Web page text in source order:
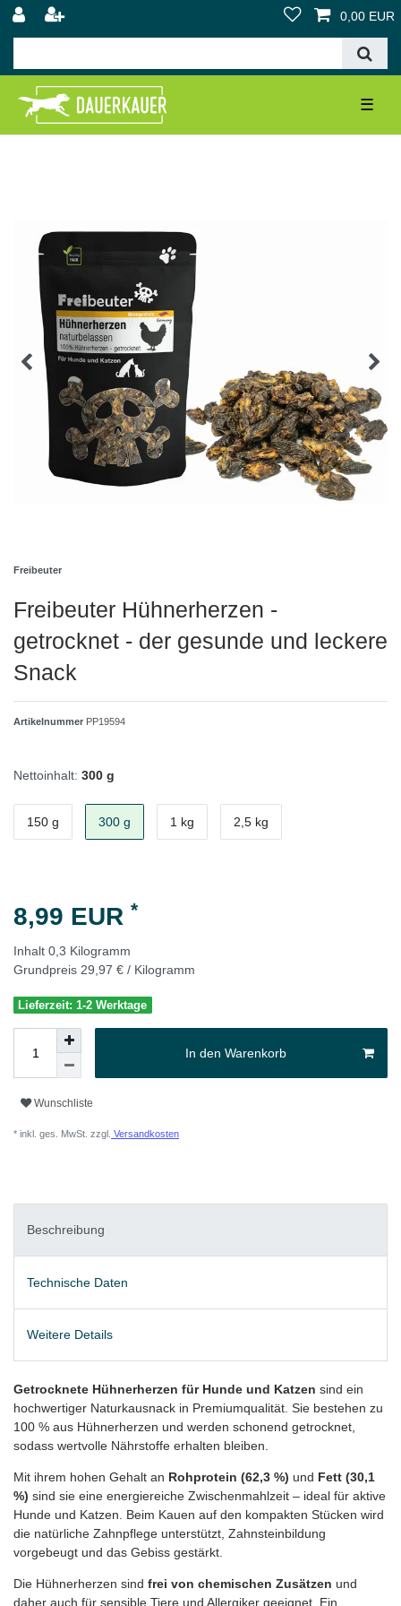
0,00 EUR
☰
Freibeuter
Freibeuter Hühnerherzen -
getrocknet - der gesunde und leckere
Snack
Artikelnummer PP19594
Nettoinhalt: 300 g
150 g 300 g 1 kg 2,5 kg
8,99 EUR *
Inhalt 0,3 Kilogramm
Grundpreis 29,97 € / Kilogramm
Lieferzeit: 1-2 Werktage
In den Warenkorb
Wunschliste
* inkl. ges. MwSt. zzgl. Versandkosten
Beschreibung
Technische Daten
Weitere Details
Getrocknete Hühnerherzen für Hunde und Katzen sind ein
hochwertiger Naturkausnack in Premiumqualität. Sie bestehen zu
100 % aus Hühnerherzen und werden schonend getrocknet,
sodass wertvolle Nährstoffe erhalten bleiben.
Mit ihrem hohen Gehalt an Rohprotein (62,3 %) und Fett (30,1
%) sind sie eine energiereiche Zwischenmahlzeit – ideal für aktive
Hunde und Katzen. Beim Kauen auf den kompakten Stücken wird
die natürliche Zahnpflege unterstützt, Zahnsteinbildung
vorgebeugt und das Gebiss gestärkt.
Die Hühnerherzen sind frei von chemischen Zusätzen und
daher auch für sensible Tiere und Allergiker geeignet. Ein